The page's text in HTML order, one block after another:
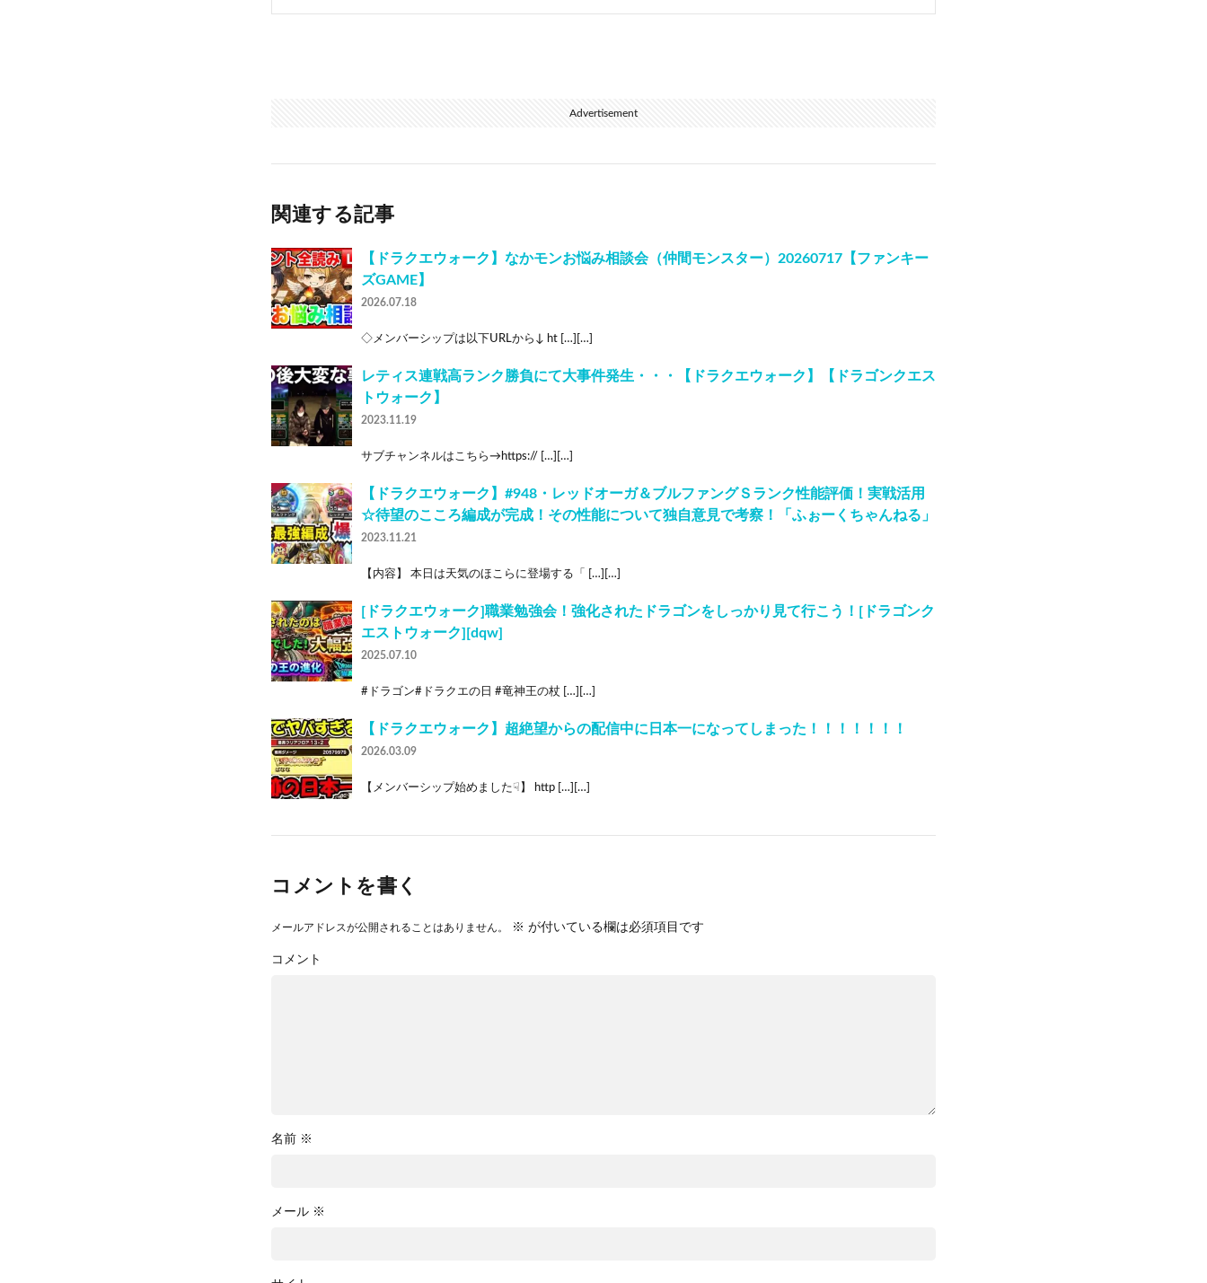
Advertisement
関連する記事
【ドラクエウォーク】なかモンお悩み相談会（仲間モンスター）20260717【ファンキー
ズGAME】
2026.07.18
◇メンバーシップは以下URLから↓ ht […][…]
レティス連戦高ランク勝負にて大事件発生・・・【ドラクエウォーク】【ドラゴンクエス
トウォーク】
2023.11.19
サブチャンネルはこちら→https:// […][…]
【ドラクエウォーク】#948・レッドオーガ＆ブルファングＳランク性能評価！実戦活用
☆待望のこころ編成が完成！その性能について独自意見で考察！「ふぉーくちゃんねる」
2023.11.21
【内容】 本日は天気のほこらに登場する「 […][…]
[ドラクエウォーク]職業勉強会！強化されたドラゴンをしっかり見て行こう！[ドラゴンク
エストウォーク][dqw]
2025.07.10
#ドラゴン#ドラクエの日 #竜神王の杖 […][…]
【ドラクエウォーク】超絶望からの配信中に日本一になってしまった！！！！！！！
2026.03.09
【メンバーシップ始めました☟】 http […][…]
コメントを書く
メールアドレスが公開されることはありません。 ※ が付いている欄は必須項目です
コメント
名前 ※
メール ※